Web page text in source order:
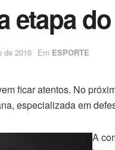
etapa
de 2016 Em ESPORTE
ficar atentos. No
especializada em
A